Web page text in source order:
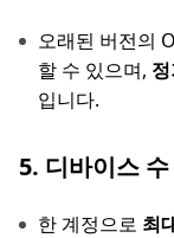
오래된 버전의
할 수 있으며,
입니다.
5. 디바이스
한 계정으로 최